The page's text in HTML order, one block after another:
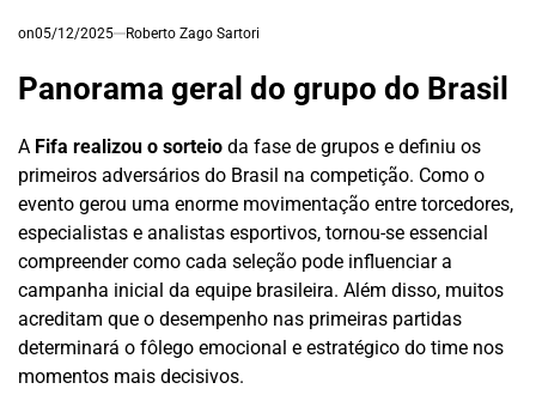
on05/12/2025 Roberto Zago Sartori
Panorama geral do grupo do Brasil
A Fifa realizou o sorteio da fase de grupos e definiu os
primeiros adversários do Brasil na competição. Como o
evento gerou uma enorme movimentação entre torcedores,
especialistas e analistas esportivos, tornou-se essencial
compreender como cada seleção pode influenciar a
campanha inicial da equipe brasileira. Além disso, muitos
acreditam que o desempenho nas primeiras partidas
determinará o fôlego emocional e estratégico do time nos
momentos mais decisivos.